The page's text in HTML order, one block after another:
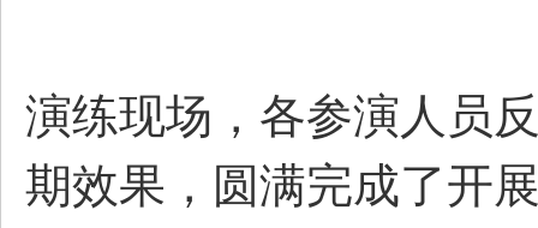
演练现场，各参演人员
期效果，圆满完成了开